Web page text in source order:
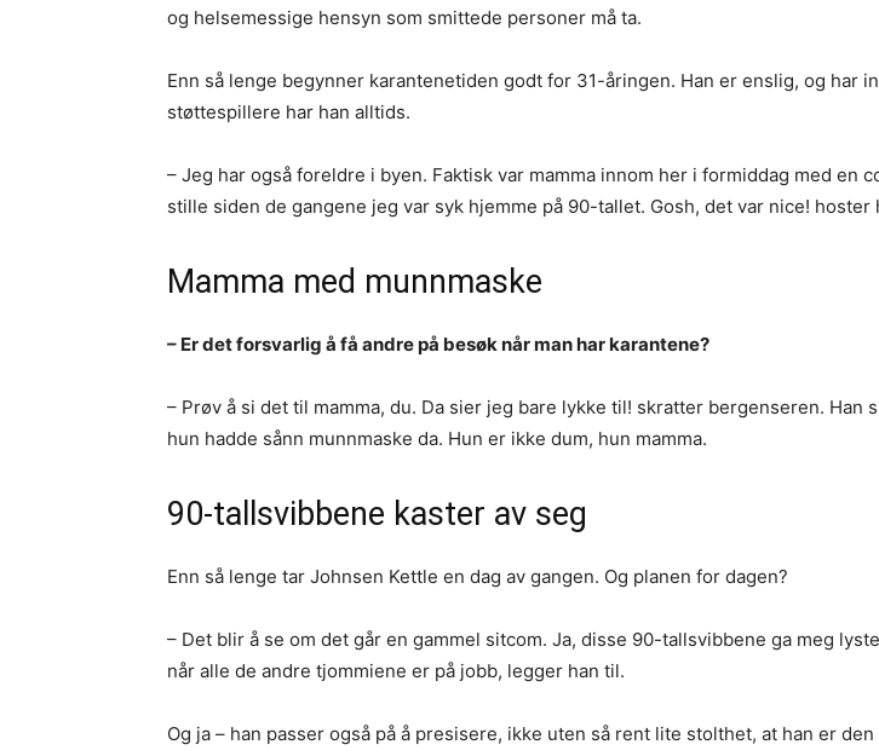
og helsemessige hensyn som smittede personer må ta.
Enn så lenge begynner karantenetiden godt for 31-åringen. Han er enslig, og har
støttespillere har han alltids.
– Jeg har også foreldre i byen. Faktisk var mamma innom her i formiddag med en
stille siden de gangene jeg var syk hjemme på 90-tallet. Gosh, det var nice! hoster
Mamma med munnmaske
– Er det forsvarlig å få andre på besøk når man har karantene?
– Prøv å si det til mamma, du. Da sier jeg bare lykke til! skratter bergenseren.
hun hadde sånn munnmaske da. Hun er ikke dum, hun mamma.
90-tallsvibbene kaster av seg
Enn så lenge tar Johnsen Kettle en dag av gangen. Og planen for dagen?
– Det blir å se om det går en gammel sitcom. Ja, disse 90-tallsvibbene ga meg
når alle de andre tjommiene er på jobb, legger han til.
Og ja – han passer også på å presisere, ikke uten så rent lite stolthet, at han er